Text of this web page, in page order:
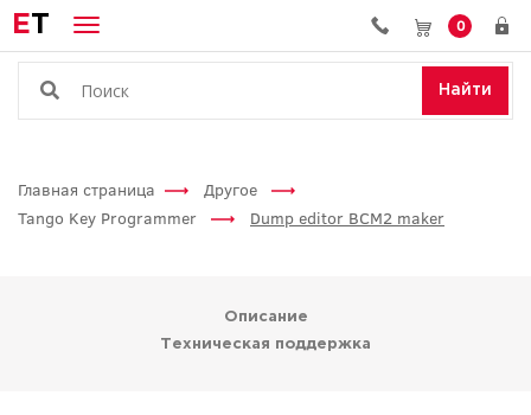
ET 0
Найти
Главная страница
Другое
Tango Key Programmer
Dump editor BCM2 maker
Описание
Техническая поддержка